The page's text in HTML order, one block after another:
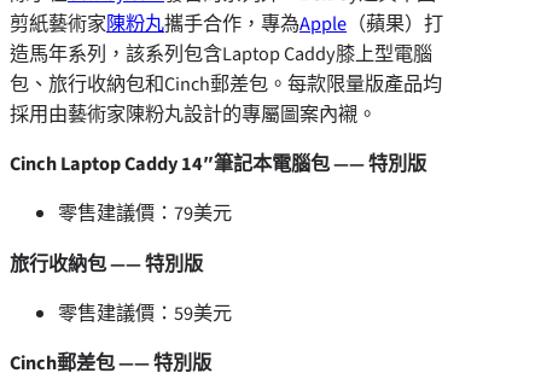
剪紙藝術家陳粉丸攜手合作，專為Apple （蘋果）打
造馬年系列，該系列包含Laptop Caddy膝上型電腦
包、旅行收納包和Cinch郵差包。每款限量版產品均
採用由藝術家陳粉丸設計的專屬圖案內襯。
CinchLaptop Caddy 14″筆記本電腦包 —— 特別版
零售建議價：79美元
旅行收納包 —— 特別版
零售建議價：59美元
Cinch郵差包 —— 特別版